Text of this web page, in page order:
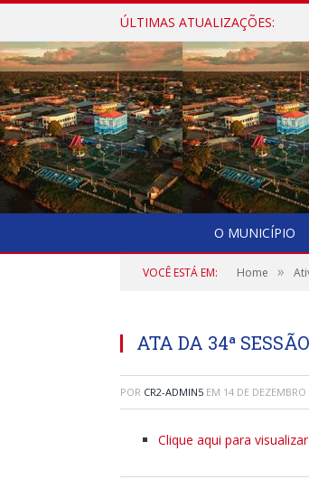
ÚLTIMAS ATUALIZAÇÕES:
O MUNICÍPIO
VOCÊ ESTÁ EM: Home »
ATA DA 34ª
POR CR2-ADMIN5 EM 14 DE DEZEMBRO
Clique aqui para visualizar